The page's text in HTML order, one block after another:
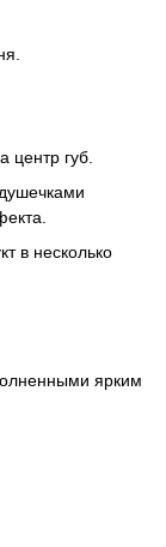
центр губ.
в несколько
ярким